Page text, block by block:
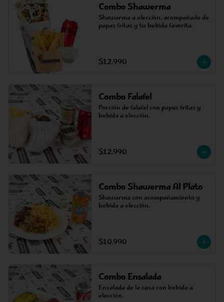
Combo Shawerma
Shawarma a elección, acompañado de
papas fritas y tu bebida favorita.
$12.990
Combo Falafel
Porción de falafel con papas fritas y
bebida a elección.
$12.990
Combo Shawerma Al Plato
Shawarma con acompañamiento y
bebida a elección.
$10.990
Combo Ensalada
Ensalada de la casa con bebida a
elección.